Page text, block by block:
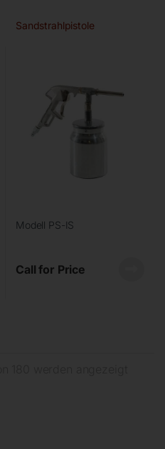
Sandstrahlpistole
Modell PS-IS
Call for Price